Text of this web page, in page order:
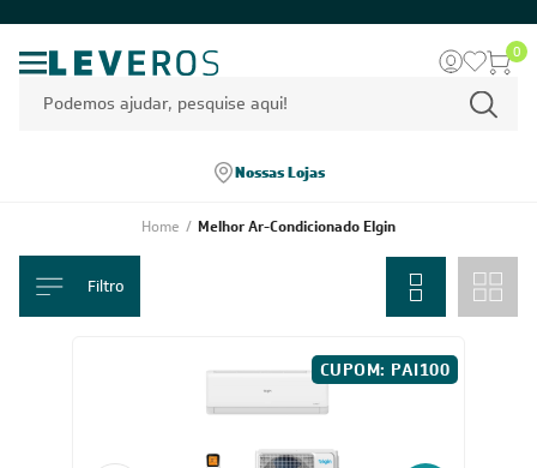
0
Nossas Lojas
Home / Melhor Ar-Condicionado Elgin
Filtro
CUPOM: PAI100